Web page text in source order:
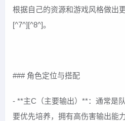
根据自己的资源和游戏风格做出
[^7^][^8^]。
### 角色定位与搭配
- **主C（主要输出）**：通常是
要优先培养，拥有高伤害输出能